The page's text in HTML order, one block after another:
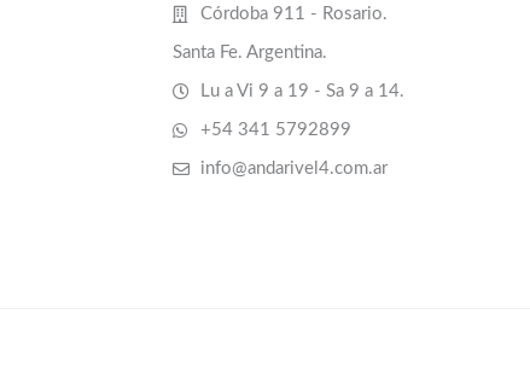
Córdoba 911 - Rosario.
Santa Fe. Argentina.
Lu a Vi 9 a 19 - Sa 9 a 14.
+54 341 5792899
info@andarivel4.com.ar